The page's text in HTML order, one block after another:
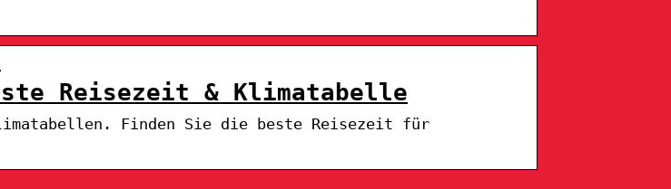
Reisezeit & Klimatabelle
Finden Sie die beste Reisezeit für